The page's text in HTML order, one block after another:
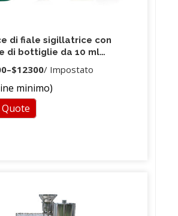
di fiale sigillatrice con
di bottiglie da 10 ml
di liquidi per riempitrici di
–$12300/ Impostato
minimo)